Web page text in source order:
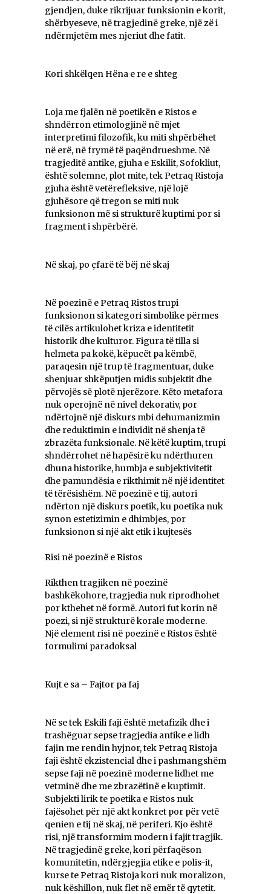
gjendjen, duke rikrijuar funksionin e korit,
shërbyeseve, në tragjedinë greke, një zë i
ndërmjetëm mes njeriut dhe fatit.
Kori shkëlqen Hëna e re e shteg
Loja me fjalën në poetikën e Ristos e
shndërron etimologjinë në mjet
interpretimi filozofik, ku miti shpërbëhet
në erë, në frymë të paqëndrueshme. Në
tragjeditë antike, gjuha e Eskilit, Sofokliut,
është solemne, plot mite, tek Petraq Ristoja
gjuha është vetërefleksive, një lojë
gjuhësore që tregon se miti nuk
funksionon më si strukturë kuptimi por si
fragment i shpërbërë.
Në skaj, po çfarë të bëj në skaj
Në poezinë e Petraq Ristos trupi
funksionon si kategori simbolike përmes
të cilës artikulohet kriza e identitetit
historik dhe kulturor. Figura të tilla si
helmeta pa kokë, këpucët pa këmbë,
paraqesin një trup të fragmentuar, duke
shenjuar shkëputjen midis subjektit dhe
përvojës së plotë njerëzore. Këto metafora
nuk operojnë në nivel dekorativ, por
ndërtojnë një diskurs mbi dehumanizmin
dhe reduktimin e individit në shenja të
zbrazëta funksionale. Në këtë kuptim, trupi
shndërrohet në hapësirë ku ndërthuren
dhuna historike, humbja e subjektivitetit
dhe pamundësia e rikthimit në një identitet
të tërësishëm. Në poezinë e tij, autori
ndërton një diskurs poetik, ku poetika nuk
synon estetizimin e dhimbjes, por
funksionon si një akt etik i kujtesës
Risi në poezinë e Ristos
Rikthen tragjiken në poezinë
bashkëkohore, tragjedia nuk riprodhohet
por kthehet në formë. Autori fut korin në
poezi, si një strukturë korale moderne.
Një element risi në poezinë e Ristos është
formulimi paradoksal
Kujt e sa – Fajtor pa faj
Në se tek Eskili faji është metafizik dhe i
trashëguar sepse tragjedia antike e lidh
fajin me rendin hyjnor, tek Petraq Ristoja
faji është ekzistencial dhe i pashmangshëm
sepse faji në poezinë moderne lidhet me
vetminë dhe me zbrazëtinë e kuptimit.
Subjekti lirik te poetika e Ristos nuk
fajësohet për një akt konkret por për vetë
qenien e tij në skaj, në periferi. Kjo është
risi, një transformim modern i fajit tragjik.
Në tragjedinë greke, kori përfaqëson
komunitetin, ndërgjegjia etike e polis-it,
kurse te Petraq Ristoja kori nuk moralizon,
nuk këshillon, nuk flet në emër të qytetit.